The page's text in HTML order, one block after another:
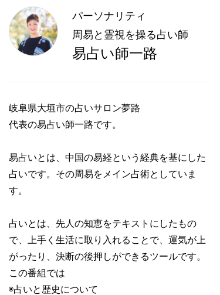
パーソナリティ
周易と霊視を操る占い師
易占い師一路
岐阜県大垣市の占いサロン夢路
代表の易占い師一路です。
易占いとは、中国の易経という経典を基にした
占いです。その周易をメイン占術としていま
す。
占いとは、先人の知恵をテキストにしたもの
で、上手く生活に取り入れることで、運気が上
がったり、決断の後押しができるツールです。
この番組では
◉占いと歴史について